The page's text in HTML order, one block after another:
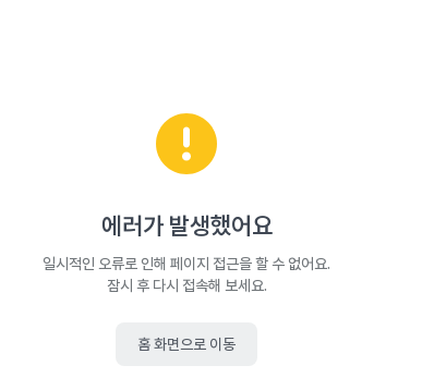
에러가 발생했어요
일시적인 오류로 인해 페이지 접근을 할 수 없어요.
잠시 후 다시 접속해 보세요.
홈 화면으로 이동